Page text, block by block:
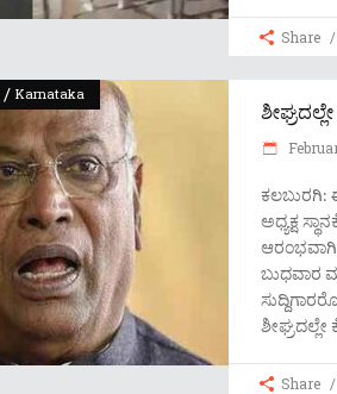
Share
/ Karnataka
ಕಲಬುರಗಿ:
ಅಧ್ಯಕ್ಷ
ಬುಧವಾರ
ಶೀಘ್ರದಲ್ಲೇ
Share